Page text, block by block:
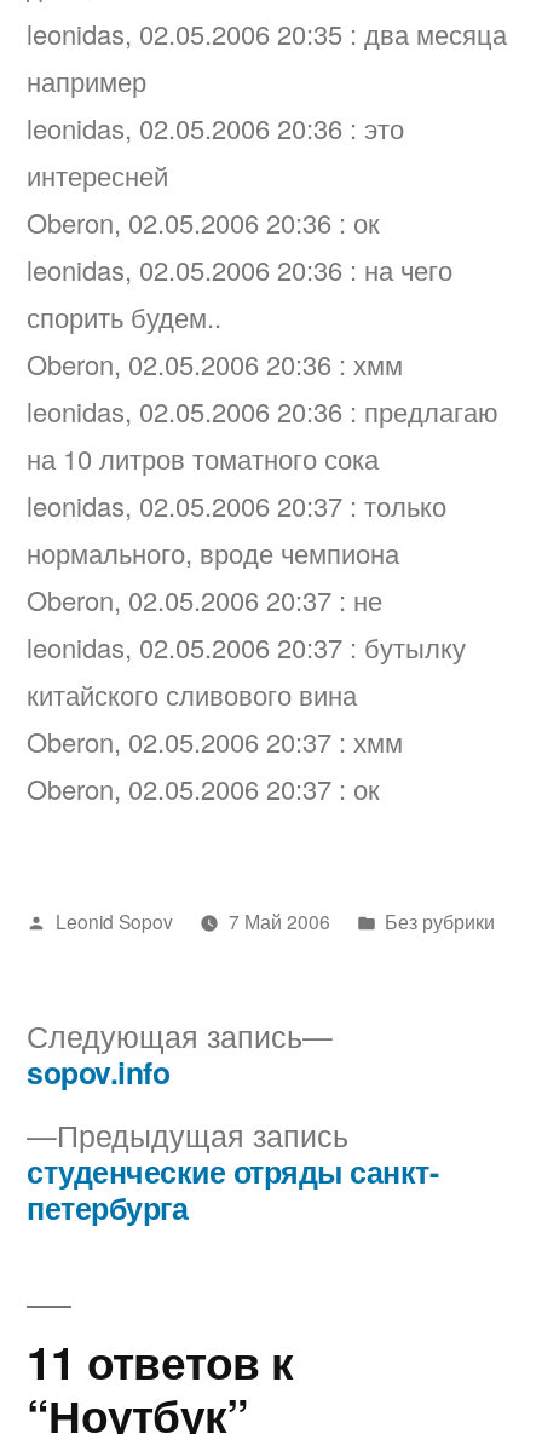
leonidas, 02.05.2006 20:35 : два месяца
например
leonidas, 02.05.2006 20:36 : это
интересней
Oberon, 02.05.2006 20:36 : ок
leonidas, 02.05.2006 20:36 : на чего
спорить будем..
Oberon, 02.05.2006 20:36 : хмм
leonidas, 02.05.2006 20:36 : предлагаю
на 10 литров томатного сока
leonidas, 02.05.2006 20:37 : только
нормального, вроде чемпиона
Oberon, 02.05.2006 20:37 : не
leonidas, 02.05.2006 20:37 : бутылку
китайского сливового вина
Oberon, 02.05.2006 20:37 : хмм
Oberon, 02.05.2006 20:37 : ок
Написано
Leonid Sopov 7 Май 2006
Написано
Без рубрики
Навигация
по
записям
Предыдущая запись
запись:
студенческие отряды санкт-
петербурга
Следующая запись
Следующая
sopov.info
11 ответов к
“Ноутбук”